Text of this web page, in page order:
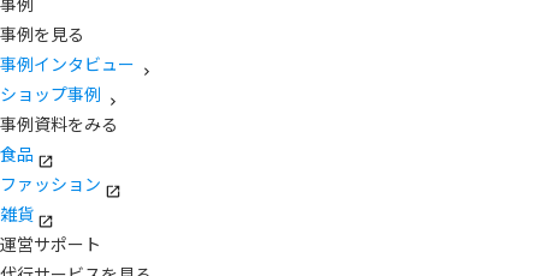
事例
事例を見る
事例インタビュー
ショップ事例
事例資料をみる
食品
ファッション
雑貨
運営サポート